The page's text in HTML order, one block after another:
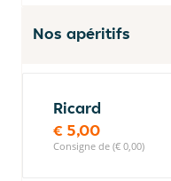
Nos apéritifs
Ricard
€ 5,00
Consigne de (€ 0,00)